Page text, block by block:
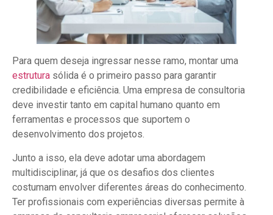
Para quem deseja ingressar nesse ramo, montar uma
estrutura sólida é o primeiro passo para garantir
credibilidade e eficiência. Uma empresa de consultoria
deve investir tanto em capital humano quanto em
ferramentas e processos que suportem o
desenvolvimento dos projetos.
Junto a isso, ela deve adotar uma abordagem
multidisciplinar, já que os desafios dos clientes
costumam envolver diferentes áreas do conhecimento.
Ter profissionais com experiências diversas permite à